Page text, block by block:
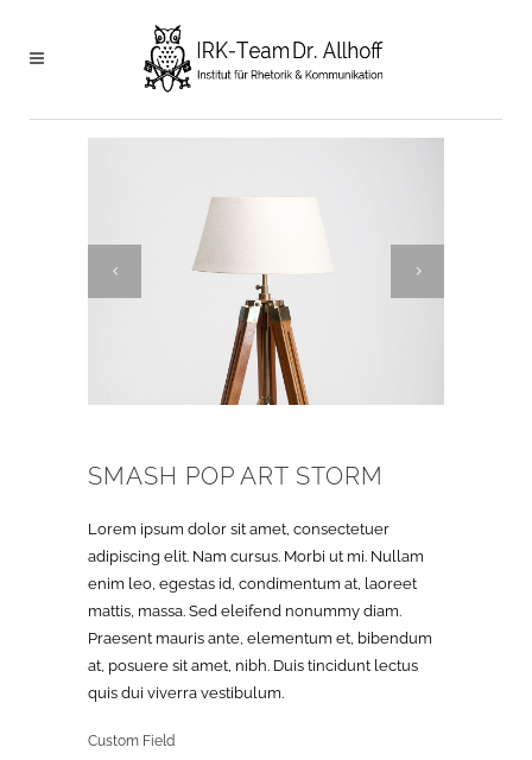
SMASH POP ART STORM
Lorem ipsum dolor sit amet, consectetuer
adipiscing elit. Nam cursus. Morbi ut mi. Nullam
enim leo, egestas id, condimentum at, laoreet
mattis, massa. Sed eleifend nonummy diam.
Praesent mauris ante, elementum et, bibendum
at, posuere sit amet, nibh. Duis tincidunt lectus
quis dui viverra vestibulum.
Custom Field